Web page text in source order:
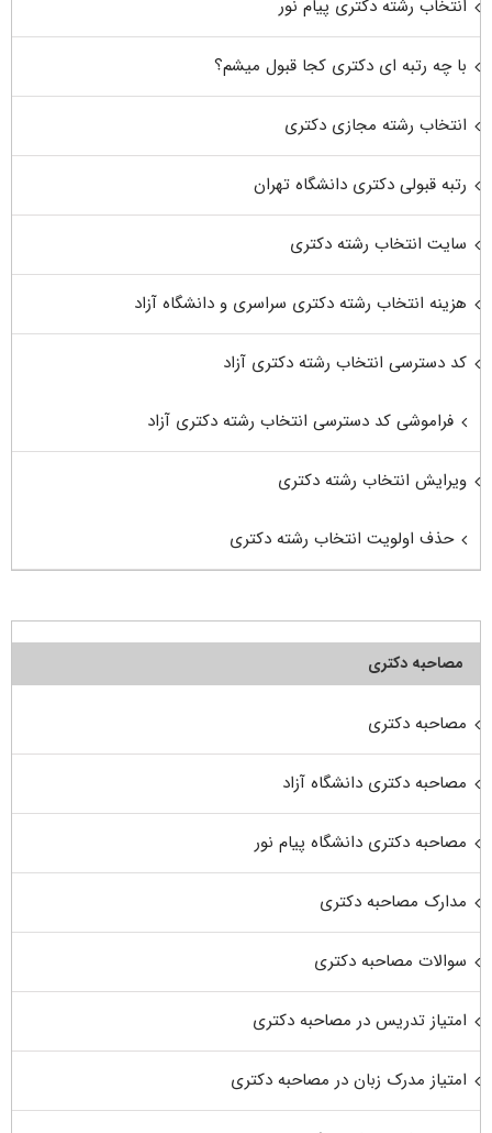
انتخاب رشته دکتری پیام نور
با چه رتبه ای دکتری کجا قبول میشم؟
انتخاب رشته مجازی دکتری
رتبه قبولی دکتری دانشگاه تهران
سایت انتخاب رشته دکتری
هزینه انتخاب رشته دکتری سراسری و دانشگاه آزاد
کد دسترسی انتخاب رشته دکتری آزاد
فراموشی کد دسترسی انتخاب رشته دکتری آزاد
ویرایش انتخاب رشته دکتری
حذف اولویت انتخاب رشته دکتری
مصاحبه دکتری
مصاحبه دکتری
مصاحبه دکتری دانشگاه آزاد
مصاحبه دکتری دانشگاه پیام نور
مدارک مصاحبه دکتری
سوالات مصاحبه دکتری
امتیاز تدریس در مصاحبه دکتری
امتیاز مدرک زبان در مصاحبه دکتری